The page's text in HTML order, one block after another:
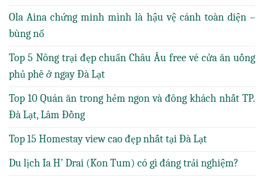
Ola Aina chứng minh mình là hậu vệ cánh toàn diện –
bùng nổ
Top 5 Nông trại đẹp chuẩn Châu Âu free vé cửa ăn uống
phủ phê ở ngay Đà Lạt
Top 10 Quán ăn trong hẻm ngon và đông khách nhất TP.
Đà Lạt, Lâm Đồng
Top 15 Homestay view cao đẹp nhất tại Đà Lạt
Du lịch Ia H’ Drai (Kon Tum) có gì đáng trải nghiệm?